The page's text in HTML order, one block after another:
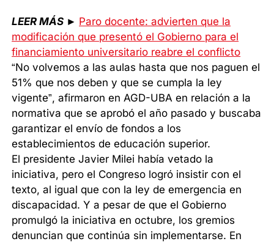
LEER MÁS ► Paro docente: advierten que la
modificación que presentó el Gobierno para el
financiamiento universitario reabre el conflicto
“No volvemos a las aulas hasta que nos paguen el
51% que nos deben y que se cumpla la ley
vigente”, afirmaron en AGD-UBA en relación a la
normativa que se aprobó el año pasado y buscaba
garantizar el envío de fondos a los
establecimientos de educación superior.
El presidente Javier Milei había vetado la
iniciativa, pero el Congreso logró insistir con el
texto, al igual que con la ley de emergencia en
discapacidad. Y a pesar de que el Gobierno
promulgó la iniciativa en octubre, los gremios
denuncian que continúa sin implementarse. En